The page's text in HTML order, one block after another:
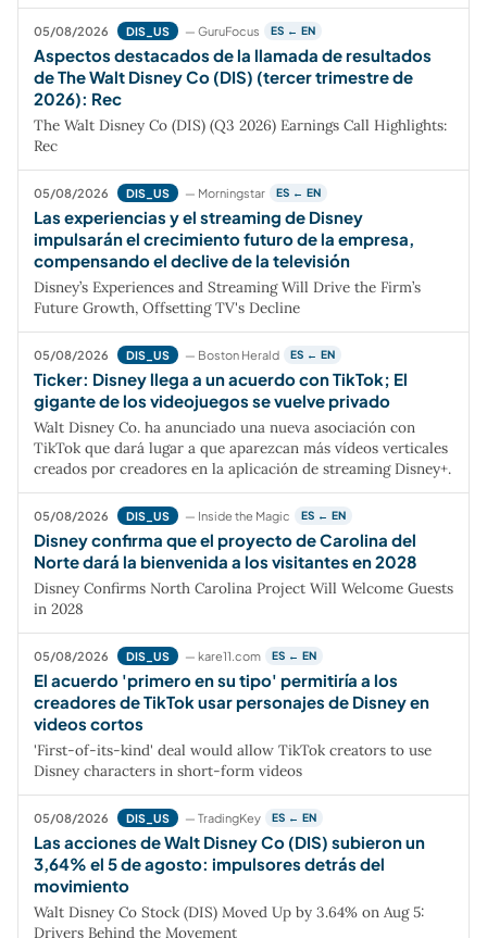
05/08/2026 DIS_US — GuruFocus ES ← EN
Aspectos destacados de la llamada de resultados
de The Walt Disney Co (DIS) (tercer trimestre de
2026): Rec
The Walt Disney Co (DIS) (Q3 2026) Earnings Call Highlights:
Rec
05/08/2026 DIS_US — Morningstar ES ← EN
Las experiencias y el streaming de Disney
impulsarán el crecimiento futuro de la empresa,
compensando el declive de la televisión
Disney’s Experiences and Streaming Will Drive the Firm’s
Future Growth, Offsetting TV's Decline
05/08/2026 DIS_US — Boston Herald ES ← EN
Ticker: Disney llega a un acuerdo con TikTok; El
gigante de los videojuegos se vuelve privado
Walt Disney Co. ha anunciado una nueva asociación con
TikTok que dará lugar a que aparezcan más vídeos verticales
creados por creadores en la aplicación de streaming Disney+.
05/08/2026 DIS_US — Inside the Magic ES ← EN
Disney confirma que el proyecto de Carolina del
Norte dará la bienvenida a los visitantes en 2028
Disney Confirms North Carolina Project Will Welcome Guests
in 2028
05/08/2026 DIS_US — kare11.com ES ← EN
El acuerdo 'primero en su tipo' permitiría a los
creadores de TikTok usar personajes de Disney en
videos cortos
'First-of-its-kind' deal would allow TikTok creators to use
Disney characters in short-form videos
05/08/2026 DIS_US — TradingKey ES ← EN
Las acciones de Walt Disney Co (DIS) subieron un
3,64% el 5 de agosto: impulsores detrás del
movimiento
Walt Disney Co Stock (DIS) Moved Up by 3.64% on Aug 5:
Drivers Behind the Movement